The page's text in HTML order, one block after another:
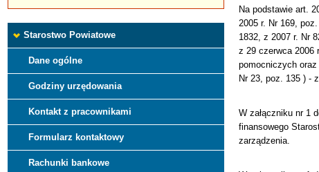
Starostwo Powiatowe
Dane ogólne
Godziny urzędowania
Kontakt z pracownikami
Formularz kontaktowy
Rachunki bankowe
Na podstawie art.
2005 r. Nr 169,
1832, z 2007 r. Nr
z 29 czerwca 2006
pomocniczych oraz
Nr 23, poz. 135 ) -
W załączniku nr 1
finansowego
zarządzenia.